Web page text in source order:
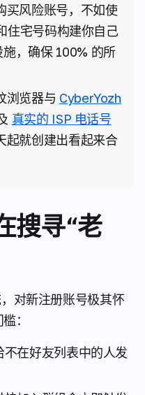
买风险账号，不如使
住宅号码构建你自己
，确保 100% 的所
浏览器与 CyberYozh
真实的 ISP 电话号
起就创建出看起来合
搜寻“老
对新注册账号极其怀
：
不在好友列表中的人发